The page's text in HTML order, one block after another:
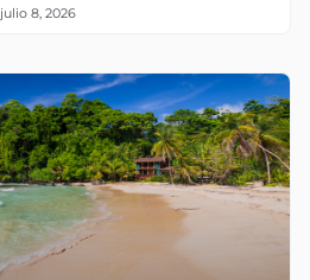
julio 8, 2026